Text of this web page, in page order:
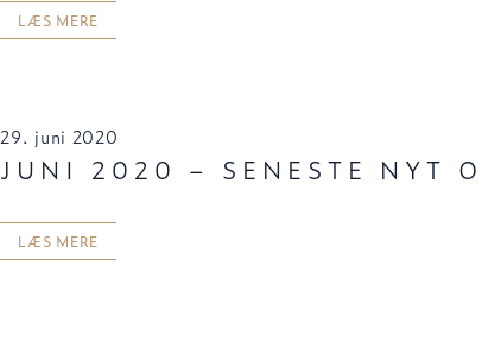
LÆS MERE
29. juni 2020
JUNI 2020 – SENESTE NYT
LÆS MERE